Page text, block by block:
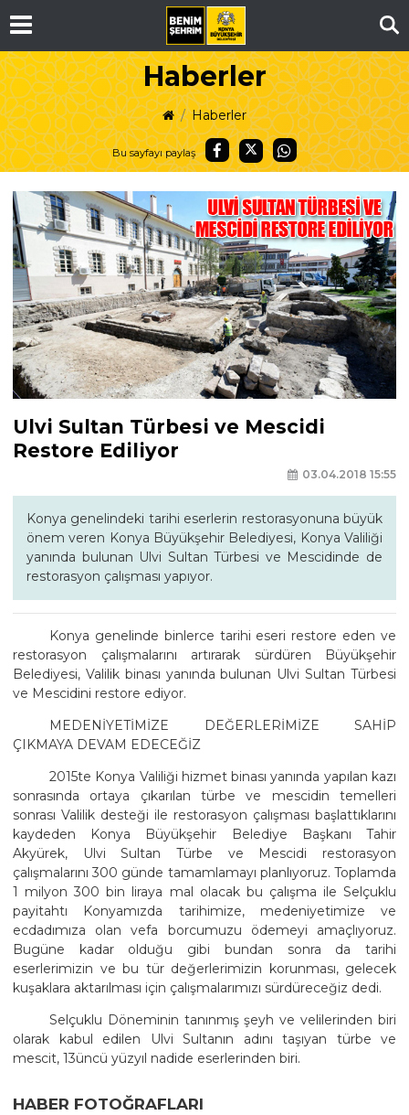
Haberler
Haberler
Bu sayfayı paylaş
Ulvi Sultan Türbesi ve Mescidi
Restore Ediliyor
03.04.2018 15:55
Konya genelindeki tarihi eserlerin restorasyonuna büyük
önem veren Konya Büyükşehir Belediyesi, Konya Valiliği
yanında bulunan Ulvi Sultan Türbesi ve Mescidinde de
restorasyon çalışması yapıyor.
Konya genelinde binlerce tarihi eseri restore eden ve
restorasyon çalışmalarını artırarak sürdüren Büyükşehir
Belediyesi, Valilik binası yanında bulunan Ulvi Sultan Türbesi
ve Mescidini restore ediyor.
MEDENİYETİMİZE DEĞERLERİMİZE SAHİP
ÇIKMAYA DEVAM EDECEĞİZ
2015te Konya Valiliği hizmet binası yanında yapılan kazı
sonrasında ortaya çıkarılan türbe ve mescidin temelleri
sonrası Valilik desteği ile restorasyon çalışması başlattıklarını
kaydeden Konya Büyükşehir Belediye Başkanı Tahir
Akyürek, Ulvi Sultan Türbe ve Mescidi restorasyon
çalışmalarını 300 günde tamamlamayı planlıyoruz. Toplamda
1 milyon 300 bin liraya mal olacak bu çalışma ile Selçuklu
payitahtı Konyamızda tarihimize, medeniyetimize ve
ecdadımıza olan vefa borcumuzu ödemeyi amaçlıyoruz.
Bugüne kadar olduğu gibi bundan sonra da tarihi
eserlerimizin ve bu tür değerlerimizin korunması, gelecek
kuşaklara aktarılması için çalışmalarımızı sürdüreceğiz dedi.
Selçuklu Döneminin tanınmış şeyh ve velilerinden biri
olarak kabul edilen Ulvi Sultanın adını taşıyan türbe ve
mescit, 13üncü yüzyıl nadide eserlerinden biri.
HABER FOTOĞRAFLARI